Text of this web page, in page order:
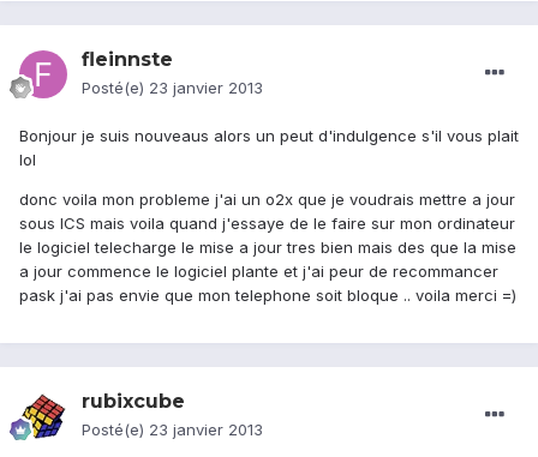
fleinnste
Posté(e) 23 janvier 2013
Bonjour je suis nouveaus alors un peut d'indulgence s'il vous plait
lol
donc voila mon probleme j'ai un o2x que je voudrais mettre a jour
sous ICS mais voila quand j'essaye de le faire sur mon ordinateur
le logiciel telecharge le mise a jour tres bien mais des que la mise
a jour commence le logiciel plante et j'ai peur de recommancer
pask j'ai pas envie que mon telephone soit bloque .. voila merci =)
rubixcube
Posté(e) 23 janvier 2013